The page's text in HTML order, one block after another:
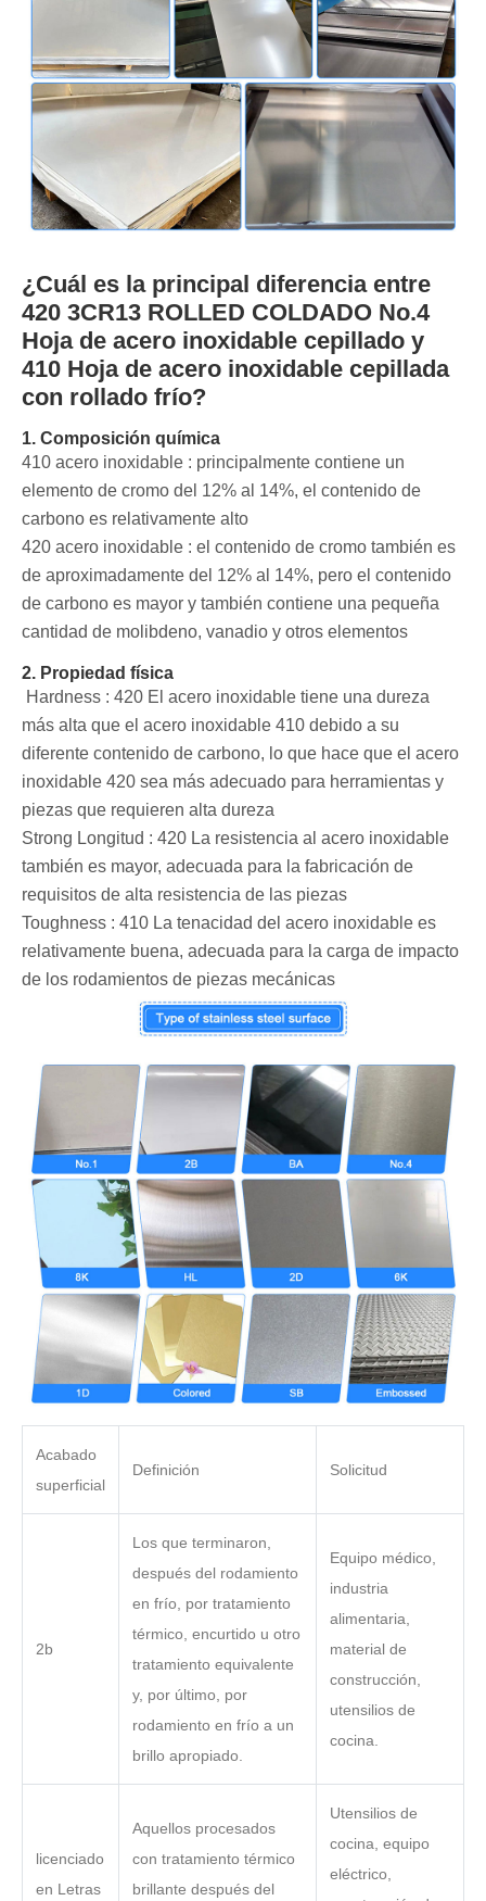
¿Cuál es la principal diferencia entre
420 3CR13 ROLLED COLDADO No.4
Hoja de acero inoxidable cepillado y
410 Hoja de acero inoxidable cepillada
con rollado frío?
1. Composición química
‌410 acero inoxidable ‌: principalmente contiene un
elemento de cromo del 12% al 14%, el contenido de
carbono es relativamente alto ‌
420 acero inoxidable ‌: el contenido de cromo también es
de aproximadamente del 12% al 14%, pero el contenido
de carbono es mayor y también contiene una pequeña
cantidad de molibdeno, vanadio y otros elementos
2. Propiedad física
‌ Hardness ‌: 420 El acero inoxidable tiene una dureza
más alta que el acero inoxidable 410 debido a su
diferente contenido de carbono, lo que hace que el acero
inoxidable 420 sea más adecuado para herramientas y
piezas que requieren alta dureza
‌Strong Longitud ‌: 420 La resistencia al acero inoxidable
también es mayor, adecuada para la fabricación de
requisitos de alta resistencia de las piezas
‌Toughness ‌: 410 La tenacidad del acero inoxidable es
relativamente buena, adecuada para la carga de impacto
de los rodamientos de piezas mecánicas
Acabado
superficial
Definición Solicitud
2b
Los que terminaron,
después del rodamiento
en frío, por tratamiento
térmico, encurtido u otro
tratamiento equivalente
y, por último, por
rodamiento en frío a un
brillo apropiado.
Equipo médico,
industria
alimentaria,
material de
construcción,
utensilios de
cocina.
licenciado
en Letras
Aquellos procesados ​​
con tratamiento térmico
brillante después del
Utensilios de
cocina, equipo
eléctrico,